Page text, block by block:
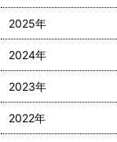
2025年
2024年
2023年
2022年